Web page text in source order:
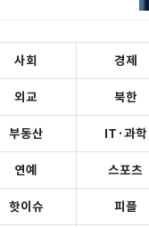
사회 경제
외교 북한
부동산 IT·과학
연예 스포츠
핫이슈 피플